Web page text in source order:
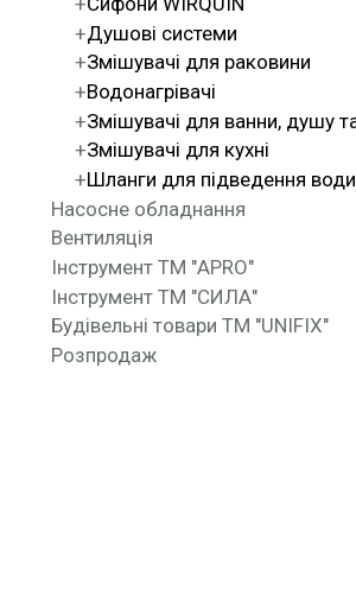
Душові системи
Змішувачі для раковини
Водонагрівачі
Змішувачі для ванни, душу
Змішувачі для кухні
Шланги для підведення води
Насосне обладнання
Вентиляція
Інструмент ТМ "APRO"
Інструмент ТМ "СИЛА"
Будівельні товари ТМ "UNIFIX"
Розпродаж